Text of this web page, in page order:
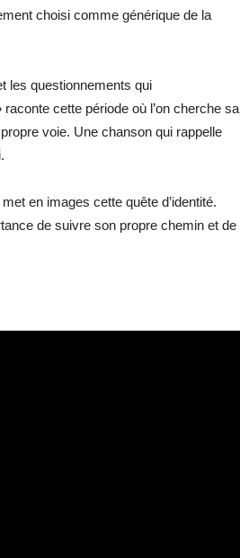
choisi comme générique de la
les questionnements qui
cette période où l’on cherche sa
voie. Une chanson qui rappelle
en images cette quête d’identité.
de suivre son propre chemin et de